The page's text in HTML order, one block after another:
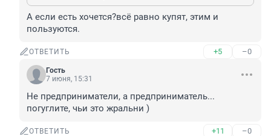
А если есть хочется?всё равно купят, этим и
пользуются.
ОТВЕТИТЬ +5 –0
Гость
7 июня, 15:31
Не предприниматели, а предприниматель...
погуглите, чьи это жральни )
ОТВЕТИТЬ +11 –0